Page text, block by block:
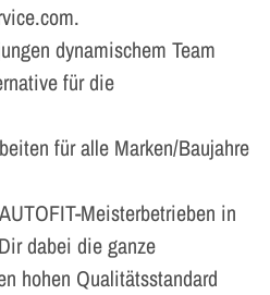
dynamischem Team
für die
für alle Marken/Baujahre
Meisterbetrieben in
dabei die ganze
hohen Qualitätsstandard